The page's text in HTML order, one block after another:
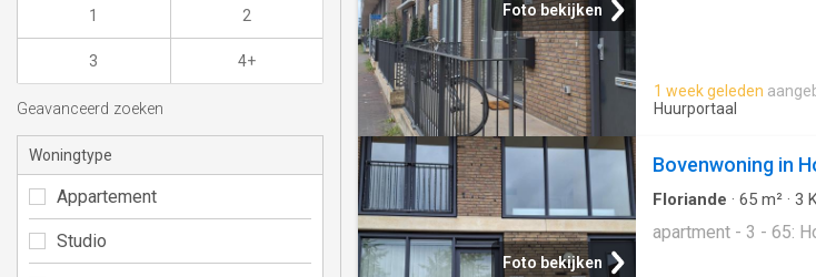
Foto bekijken
1 week geleden
Huurportaal
Foto bekijken
Bovenwoning in
Floriande · 65 m² · 3
apartment - 3 - 65:
1 2
3 4+
Geavanceerd zoeken
Woningtype
Appartement
Studio